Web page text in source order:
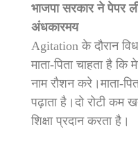
भाजपा सरकार ने पेपर
अंधकारमय
Agitation के दौरान
माता-पिता चाहता है
नाम रौशन करे।माता-
पढ़ाता है।दो रोटी कम
शिक्षा प्रदान करता है।